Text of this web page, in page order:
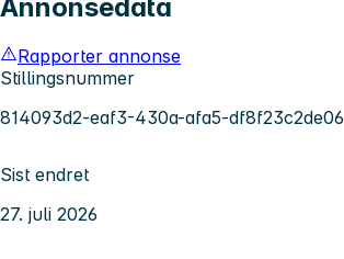
Annonsedata
Rapporter annonse
Stillingsnummer
814093d2-eaf3-430a-afa5-df8f23c2de06
Sist endret
27. juli 2026